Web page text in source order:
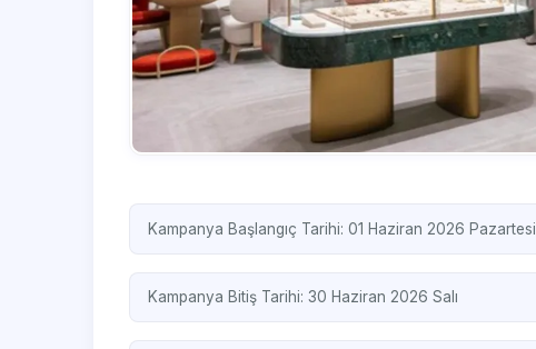
Kampanya Başlangıç Tarihi: 01 Haziran 2026 Pazartesi
Kampanya Bitiş Tarihi: 30 Haziran 2026 Salı